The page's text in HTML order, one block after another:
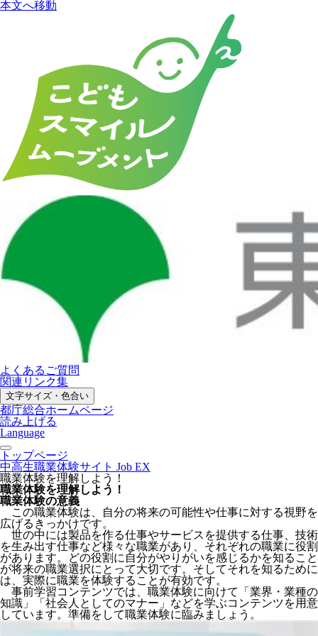
本文へ移動
よくあるご質問
関連リンク集
文字サイズ・色合い
都庁総合ホームページ
読み上げる
Language
トップページ
中高生職業体験サイト Job EX
職業体験を理解しよう！
職業体験を理解しよう！
職業体験の意義
この職業体験は、自分の将来の可能性や仕事に対する視野を
広げるきっかけです。
世の中には製品を作る仕事やサービスを提供する仕事、技術
を生み出す仕事など様々な職業があり、それぞれの職業に役割
があります。どの役割に自分がやりがいを感じるかを知ること
が将来の職業選択にとって大切です。そしてそれを知るために
は、実際に職業を体験することが有効です。
事前学習コンテンツでは、職業体験に向けて「業界・業種の
知識」「社会人としてのマナー」などを学ぶコンテンツを用意
しています。準備をして職業体験に臨みましょう。